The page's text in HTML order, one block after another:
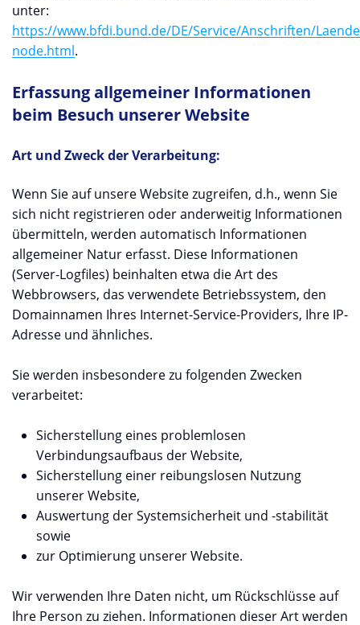
unter:
https://www.bfdi.bund.de/DE/Service/Anschriften/
node.html.
Erfassung allgemeiner Informationen
beim Besuch unserer Website
Art und Zweck der Verarbeitung:
Wenn Sie auf unsere Website zugreifen, d.h., wenn Sie
sich nicht registrieren oder anderweitig Informationen
übermitteln, werden automatisch Informationen
allgemeiner Natur erfasst. Diese Informationen
(Server-Logfiles) beinhalten etwa die Art des
Webbrowsers, das verwendete Betriebssystem, den
Domainnamen Ihres Internet-Service-Providers, Ihre IP-
Adresse und ähnliches.
Sie werden insbesondere zu folgenden Zwecken
verarbeitet:
Sicherstellung eines problemlosen
Verbindungsaufbaus der Website,
Sicherstellung einer reibungslosen Nutzung
unserer Website,
Auswertung der Systemsicherheit und -stabilität
sowie
zur Optimierung unserer Website.
Wir verwenden Ihre Daten nicht, um Rückschlüsse auf
Ihre Person zu ziehen. Informationen dieser Art werden